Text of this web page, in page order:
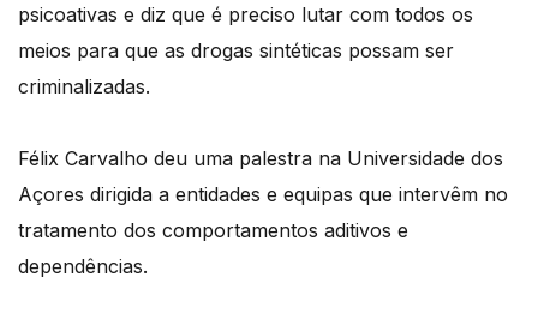
psicoativas e diz que é preciso lutar com todos os
meios para que as drogas sintéticas possam ser
criminalizadas.
Félix Carvalho deu uma palestra na Universidade dos
Açores dirigida a entidades e equipas que intervêm no
tratamento dos comportamentos aditivos e
dependências.